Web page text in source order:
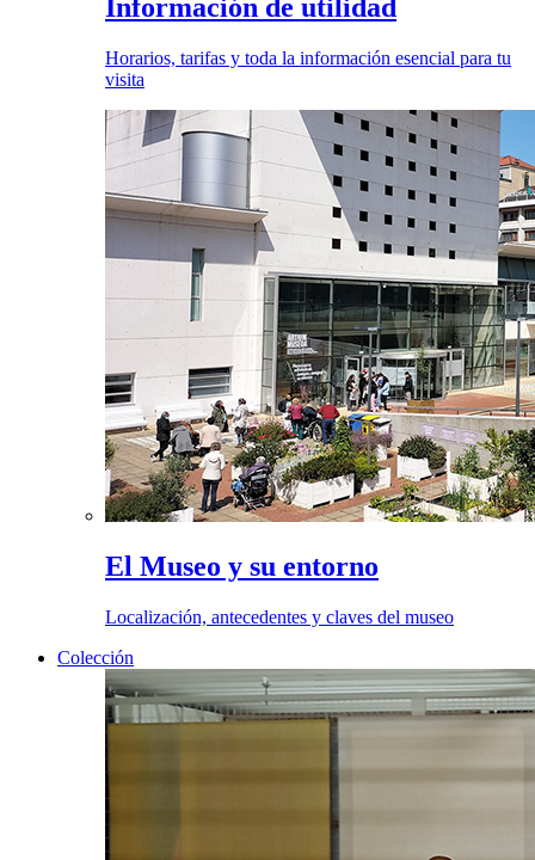
Información de utilidad
Horarios, tarifas y toda la información esencial para tu
visita
El Museo y su entorno
Localización, antecedentes y claves del museo
Colección